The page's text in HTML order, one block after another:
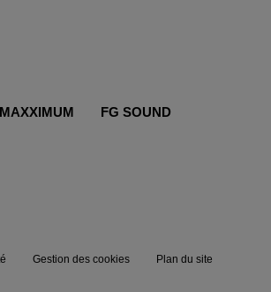
FG SOUND
Gestion des cookies Plan du site